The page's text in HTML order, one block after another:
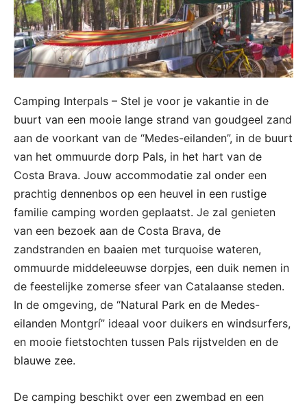
Camping Interpals – Stel je voor je vakantie in de
buurt van een mooie lange strand van goudgeel zand
aan de voorkant van de “Medes-eilanden”, in de buurt
van het ommuurde dorp Pals, in het hart van de
Costa Brava. Jouw accommodatie zal onder een
prachtig dennenbos op een heuvel in een rustige
familie camping worden geplaatst. Je zal genieten
van een bezoek aan de Costa Brava, de
zandstranden en baaien met turquoise wateren,
ommuurde middeleeuwse dorpjes, een duik nemen in
de feestelijke zomerse sfeer van Catalaanse steden.
In de omgeving, de “Natural Park en de Medes-
eilanden Montgrí” ideaal voor duikers en windsurfers,
en mooie fietstochten tussen Pals rijstvelden en de
blauwe zee.
De camping beschikt over een zwembad en een